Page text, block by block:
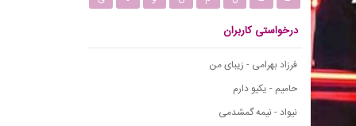
درخواستی کاربران
فرزاد بهرامی - زیبای من
حامیم - یکیو دارم
نیواد - نیمه گمشدمی